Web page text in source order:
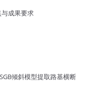
成果要求
倾斜模型提取路基横断